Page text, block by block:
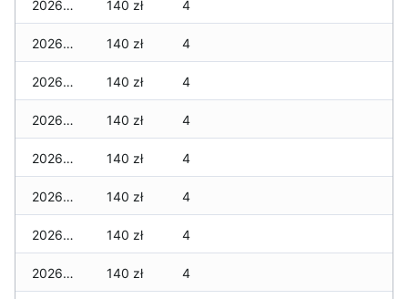
2026-05-13 140 zł 4
2026-05-12 140 zł 4
2026-05-09 140 zł 4
2026-05-08 140 zł 4
2026-05-07 140 zł 4
2026-05-06 140 zł 4
2026-05-05 140 zł 4
2026-05-04 140 zł 4